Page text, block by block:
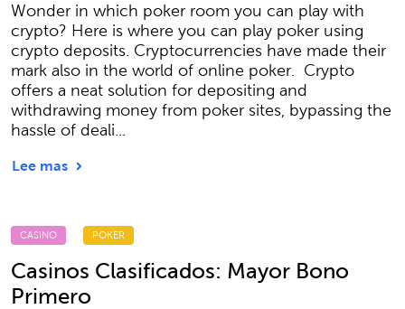
Wonder in which poker room you can play with
crypto? Here is where you can play poker using
crypto deposits. Cryptocurrencies have made their
mark also in the world of online poker. Crypto
offers a neat solution for depositing and
withdrawing money from poker sites, bypassing the
hassle of deali...
Lee mas
CASINO POKER
Casinos Clasificados: Mayor Bono
Primero